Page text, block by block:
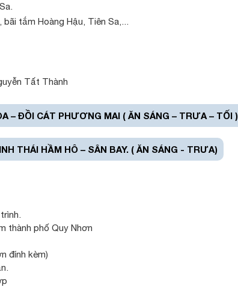
tắm Hoàng Hậu, Tiên Sa,...
Tất Thành
– ĐỒI CÁT PHƯƠNG MAI ( ĂN SÁNG – TRƯA – TỐI )
THÁI HẦM HÔ – SÂN BAY. ( ĂN SÁNG - TRƯA)
thành phố Quy Nhơn
đính kèm)